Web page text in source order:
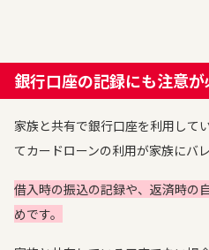
銀行口座の記録にも注意
家族と共有で銀行口座を利用して
てカードローンの利用が家族にバ
借入時の振込の記録や、返済時の
めです。